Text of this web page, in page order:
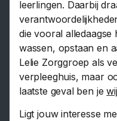
leerlingen. Daarbij
die vooral alledaagse
wassen, opstaan en
Lelie Zorggroep als
verpleeghuis, maar
laatste geval ben je
Ligt jouw interesse